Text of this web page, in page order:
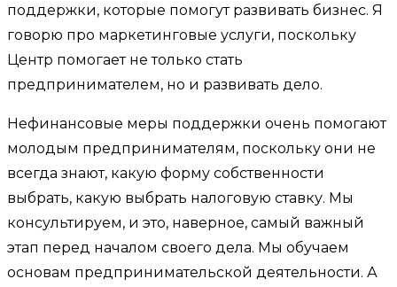
поддержки, которые помогут развивать бизнес. Я
говорю про маркетинговые услуги, поскольку
Центр помогает не только стать
предпринимателем, но и развивать дело.
Нефинансовые меры поддержки очень помогают
молодым предпринимателям, поскольку они не
всегда знают, какую форму собственности
выбрать, какую выбрать налоговую ставку. Мы
консультируем, и это, наверное, самый важный
этап перед началом своего дела. Мы обучаем
основам предпринимательской деятельности. А